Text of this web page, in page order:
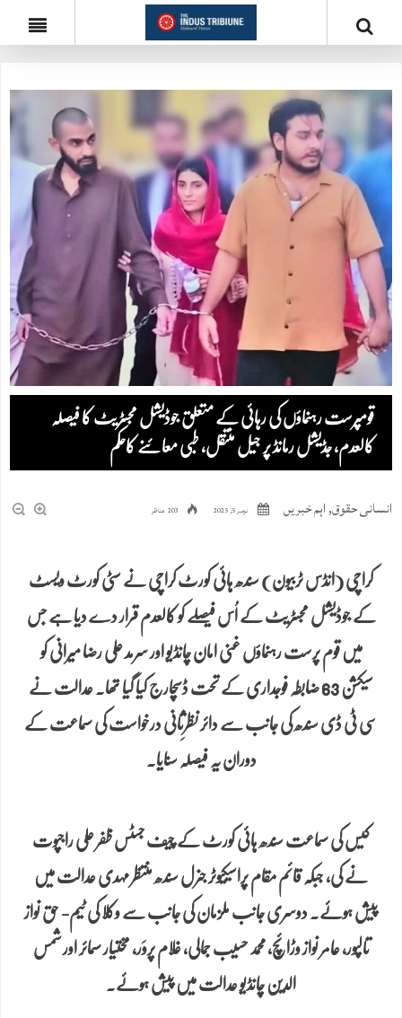
قومپرست رہنماؤں کی رہائی کے متعلق جوڈیشل مجسٹریٹ کا فیصلہ
کالعدم، جڈیشل رمانڈ پر جیل منتقل، طبی معائنے کاحکم
انسانی حقوق,اہم خبریں نومبر 5, 2025 203 مناظر
کراچی (انڈس ٹربیون) سندھ ہائی کورٹ کراچی نے سٹی کورٹ ویسٹ
کے جوڈیشل مجسٹریٹ کے اُس فیصلے کو کالعدم قرار دے دیا ہے جس
میں قوم پرست رہنماؤں غنی امان چانڈیو اور سرمد علی رضا میرانی کو
سیکشن 63 ضابطہ فوجداری کے تحت ڈسچارج کیا گیا تھا. عدالت نے
سی ٹی ڈی سندھ کی جانب سے دائر نظرِثانی درخواست کی سماعت کے
دوران یہ فیصلہ سنایا.
کیس کی سماعت سندھ ہائی کورٹ کے چیف جسٹس ظفر علی راجپوت
نے کی، جبکہ قائم مقام پراسیکیوٹر جنرل سندھ منتظر مہدی عدالت میں
پیش ہوئے. دوسری جانب ملزمان کی جانب سے وکلا کی ٹیم- حق نواز
تالپور، عامر نواز وڑائچ، محمد حسیب جمالی، غلام پروَر، مختیار سمائر اور شمس
الدین چانڈیو عدالت میں پیش ہوئے.